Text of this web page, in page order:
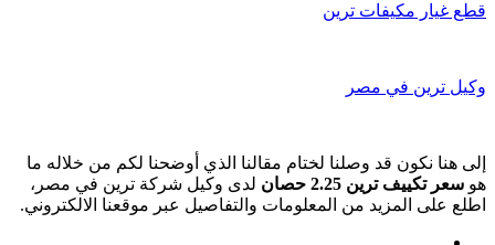
قطع غيار مكيفات ترين
وكيل ترين في مصر
إلى هنا نكون قد وصلنا لختام مقالنا الذي أوضحنا لكم من خلاله ما
هو سعر تكييف ترين 2.25 حصان
لدى وكيل شركة ترين في مصر،
اطلع على المزيد من المعلومات والتفاصيل عبر موقعنا الالكتروني.